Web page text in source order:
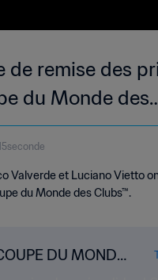
de remise des
du Monde des
Maroc 2022™
Valverde et Luciano Vietto
du Monde des Clubs™.
DU MONDE